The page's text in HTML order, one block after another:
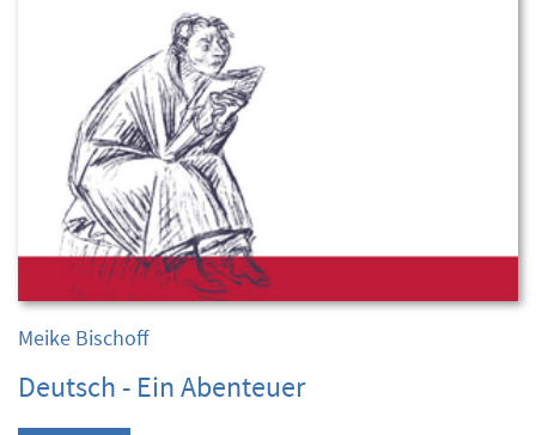
Meike Bischoff
Deutsch - Ein Abenteuer